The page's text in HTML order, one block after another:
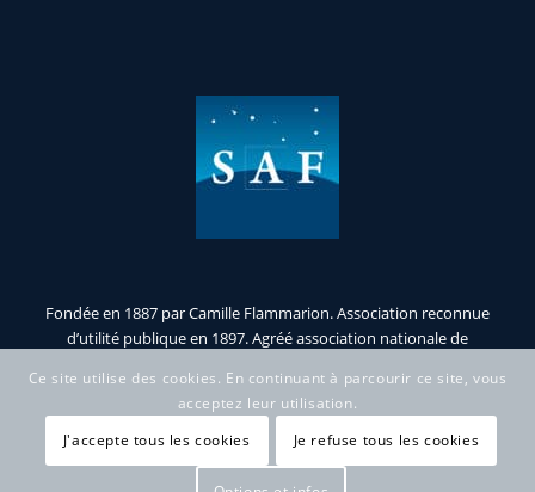
Fondée en 1887 par Camille Flammarion. Association reconnue
d’utilité publique en 1897. Agréé association nationale de
Ce site utilise des cookies. En continuant à parcourir ce site, vous
acceptez leur utilisation.
J'accepte tous les cookies
Je refuse tous les cookies